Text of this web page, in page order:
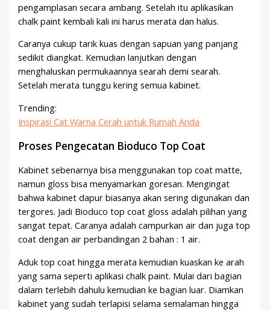
pengamplasan secara ambang. Setelah itu aplikasikan
chalk paint kembali kali ini harus merata dan halus.
Caranya cukup tarik kuas dengan sapuan yang panjang
sedikit diangkat. Kemudian lanjutkan dengan
menghaluskan permukaannya searah demi searah.
Setelah merata tunggu kering semua kabinet.
Trending:
Inspirasi Cat Warna Cerah untuk Rumah Anda
Proses Pengecatan Bioduco Top Coat
Kabinet sebenarnya bisa menggunakan top coat matte,
namun gloss bisa menyamarkan goresan. Mengingat
bahwa kabinet dapur biasanya akan sering digunakan dan
tergores. Jadi Bioduco top coat gloss adalah pilihan yang
sangat tepat. Caranya adalah campurkan air dan juga top
coat dengan air perbandingan 2 bahan : 1 air.
Aduk top coat hingga merata kemudian kuaskan ke arah
yang sama seperti aplikasi chalk paint. Mulai dari bagian
dalam terlebih dahulu kemudian ke bagian luar. Diamkan
kabinet yang sudah terlapisi selama semalaman hingga